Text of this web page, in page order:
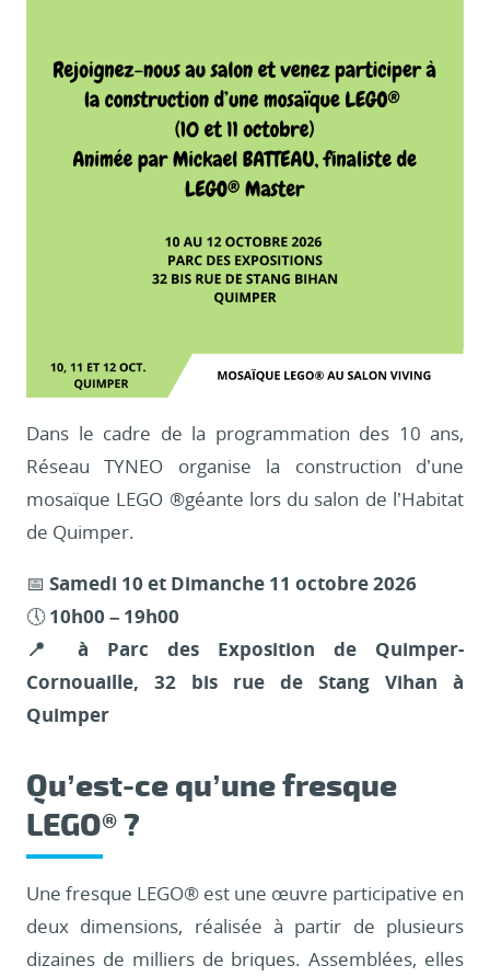
Dans le cadre de la programmation des 10 ans,
Réseau TYNEO organise la construction d’une
mosaïque LEGO ®géante lors du salon de l’Habitat
de Quimper.
📅 Samedi 10 et Dimanche 11 octobre 2026
🕔10h00 – 19h00
📍 à Parc des Exposition de Quimper-
Cornouaille, 32 bis rue de Stang Vihan à
Quimper
Qu’est-ce qu’une fresque
LEGO® ?
Une fresque LEGO® est une œuvre participative en
deux dimensions, réalisée à partir de plusieurs
dizaines de milliers de briques. Assemblées, elles